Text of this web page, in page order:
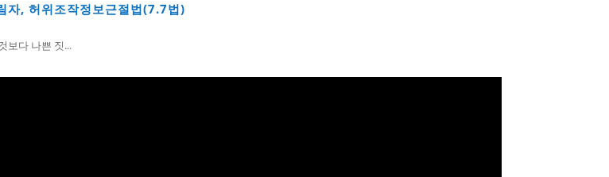
자, 허위조작정보근절법(7.7법)
보다 나쁜 짓...